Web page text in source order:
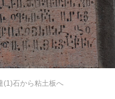
(1)石から粘土板へ